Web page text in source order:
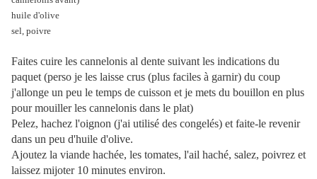
huile d'olive
sel, poivre
Faites cuire les cannelonis al dente suivant les indications du
paquet (perso je les laisse crus (plus faciles à garnir) du coup
j'allonge un peu le temps de cuisson et je mets du bouillon en plus
pour mouiller les cannelonis dans le plat)
Pelez, hachez l'oignon (j'ai utilisé des congelés) et faite-le revenir
dans un peu d'huile d'olive.
Ajoutez la viande hachée, les tomates, l'ail haché, salez, poivrez et
laissez mijoter 10 minutes environ.